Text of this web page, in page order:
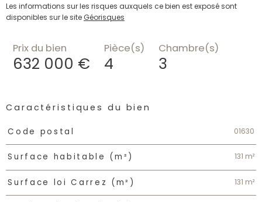
Les informations sur les risques auxquels ce bien est exposé sont
disponibles sur le site Géorisques
Prix du bien
632 000 €
Pièce(s)
4
Chambre(s)
3
Caractéristiques du bien
Caractéristiques Valeurs
Code postal 01630
Surface habitable (m²) 131 m²
Surface loi Carrez (m²) 131 m²